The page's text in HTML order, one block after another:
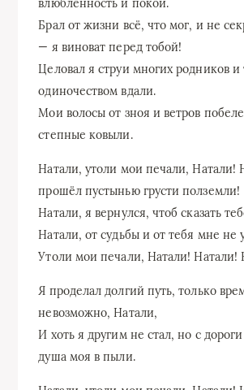
влюблённость и покой.
Брал от жизни всё, что мог, и не
— я виноват перед тобой!
Целовал я струи многих родников и
одиночеством вдали.
Мои волосы от зноя и ветров
степные ковыли.
Натали, утоли мои печали, Натали!
прошёл пустынью грусти полземли!
Натали, я вернулся, чтоб сказать
Натали, от судьбы и от тебя мне не
Утоли мои печали, Натали! Натали!
Я проделал долгий путь, только
невозможно, Натали,
И хоть я другим не стал, но с
душа моя в пыли.